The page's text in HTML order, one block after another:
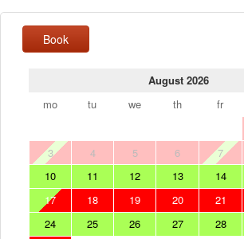
Book
August 2026
mo
tu we th fr
3
4 5 6 7
10
11 12 13 14
17
18 19 20 21
24
25 26 27 28